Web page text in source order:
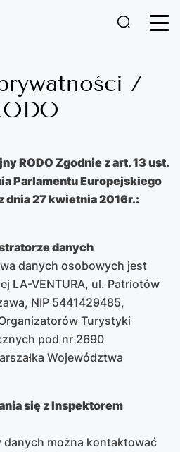
/
RODO Zgodnie z art. 13 ust.
Parlamentu Europejskiego
dnia 27 kwietnia 2016r.:
danych
danych osobowych jest
LA-VENTURA, ul. Patriotów
NIP 5441429485,
Turystyki
pod nr 2690
Województwa
się z Inspektorem
danych można kontaktować